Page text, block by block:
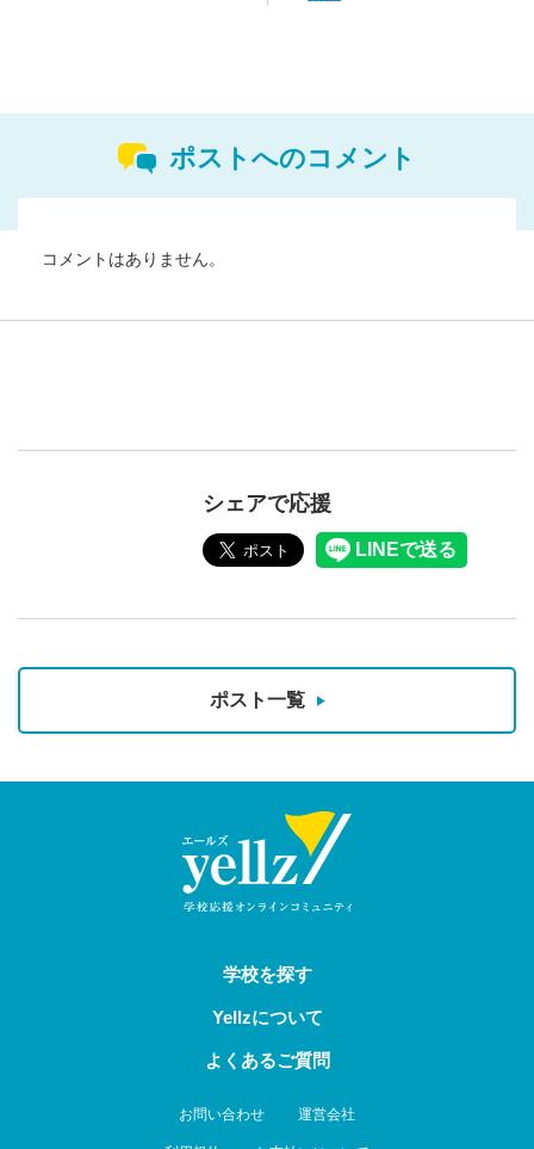
ポストへのコメント
コメントはありません。
シェアで応援
ポスト一覧
学校を探す
Yellzについて
よくあるご質問
お問い合わせ 運営会社